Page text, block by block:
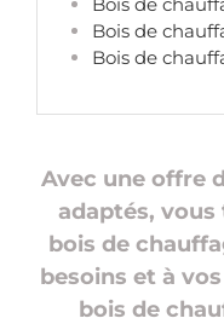
Bois de
Bois de
Avec une offre
adaptés,
bois de
besoins et à
bois de